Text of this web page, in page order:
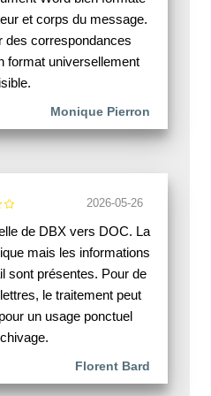
et corps du message.
des correspondances
format universellement
Monique Pierron
2026-05-26
de DBX vers DOC. La
mais les informations
sont présentes. Pour de
le traitement peut
un usage ponctuel
Florent Bard